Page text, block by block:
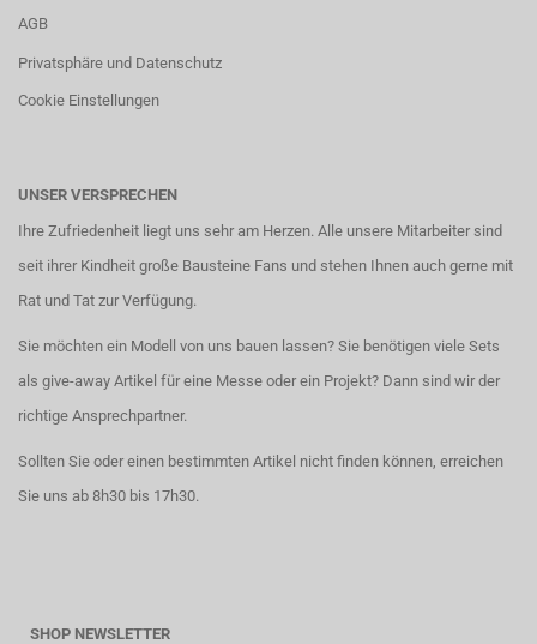
AGB
Privatsphäre und Datenschutz
Cookie Einstellungen
UNSER VERSPRECHEN
Ihre Zufriedenheit liegt uns sehr am Herzen. Alle unsere Mitarbeiter sind
seit ihrer Kindheit große Bausteine Fans und stehen Ihnen auch gerne mit
Rat und Tat zur Verfügung.
Sie möchten ein Modell von uns bauen lassen? Sie benötigen viele Sets
als give-away Artikel für eine Messe oder ein Projekt? Dann sind wir der
richtige Ansprechpartner.
Sollten Sie oder einen bestimmten Artikel nicht finden können, erreichen
Sie uns ab 8h30 bis 17h30.
SHOP NEWSLETTER